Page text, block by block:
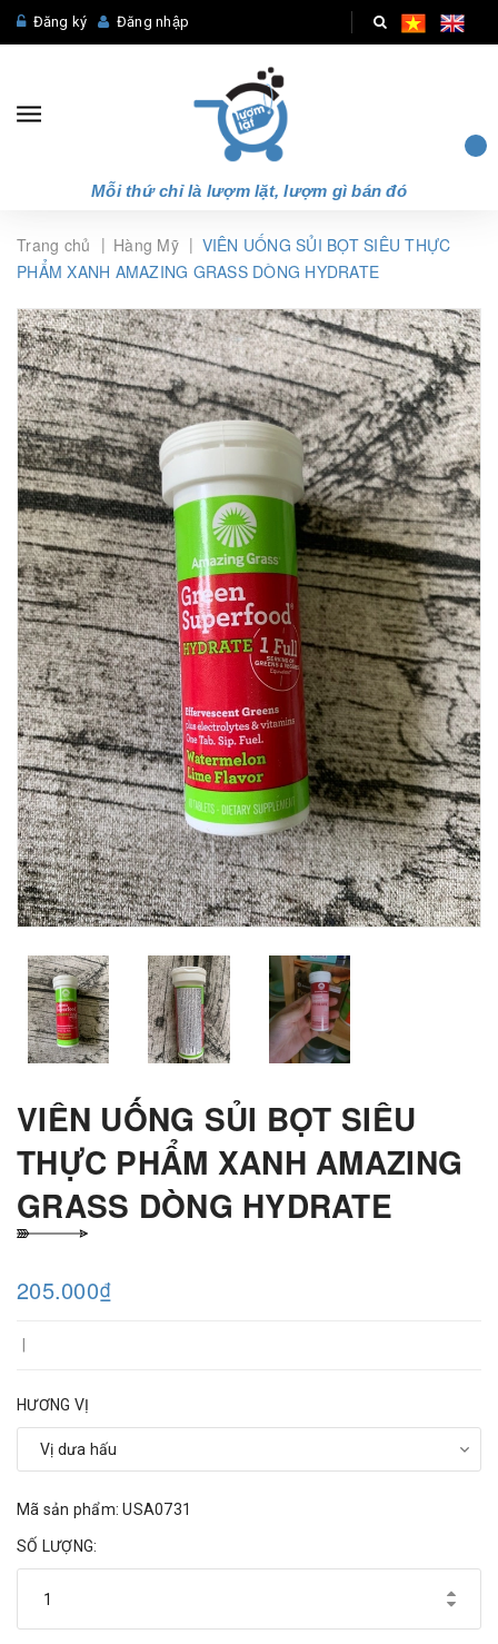
Đăng ký Đăng nhập
Mỗi thứ chỉ là lượm lặt, lượm gì bán đó
Trang chủ | Hàng Mỹ | VIÊN UỐNG SỦI BỌT SIÊU THỰC
PHẨM XANH AMAZING GRASS DÒNG HYDRATE
VIÊN UỐNG SỦI BỌT SIÊU
THỰC PHẨM XANH AMAZING
GRASS DÒNG HYDRATE
205.000₫
HƯƠNG VỊ
Mã sản phẩm: USA0731
SỐ LƯỢNG: